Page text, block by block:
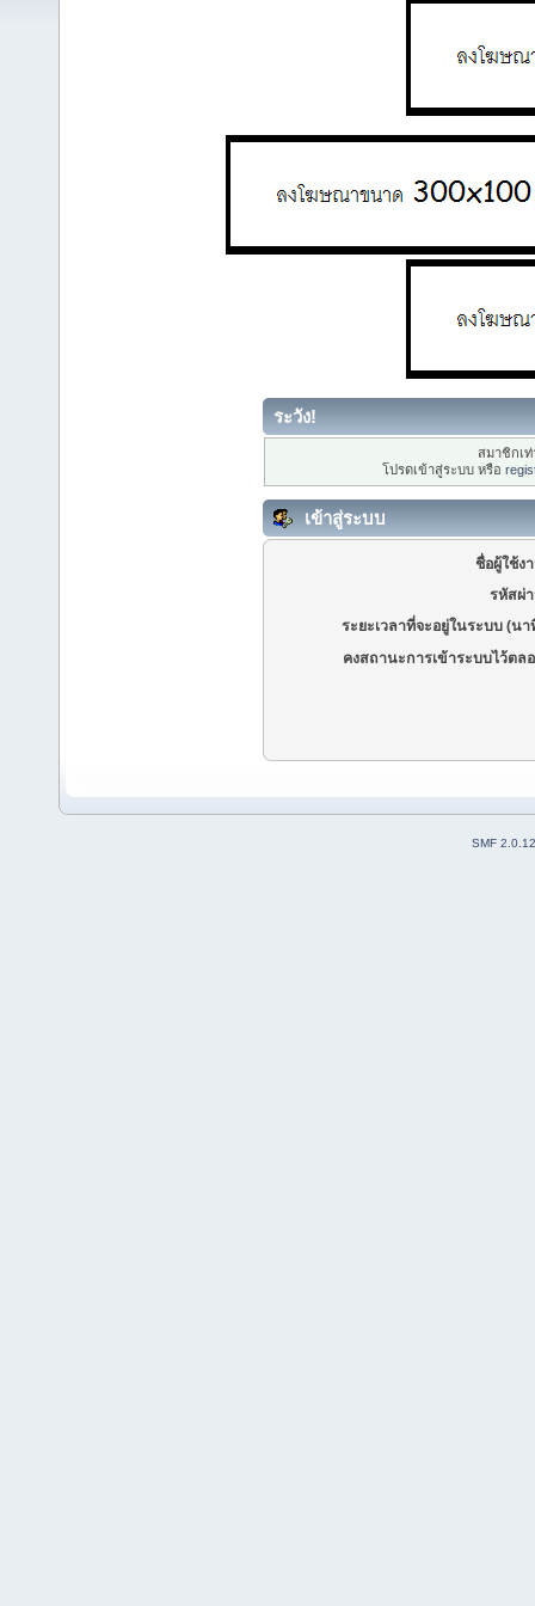
ระวัง!
สมาชิกเ
โปรดเข้าสู่ระบบ หรือ
เข้าสู่ระบบ
ชื่อผู้ใช้ง
รหัสผ่
ระยะเวลาที่จะอยู่ในระบบ (นา
คงสถานะการเข้าระบบไว้ตล
SMF 2.0.12